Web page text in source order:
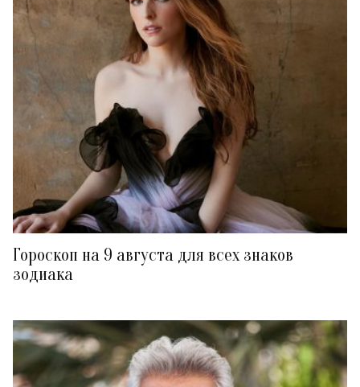
Гороскоп на 9 августа для всех знаков
зодиака